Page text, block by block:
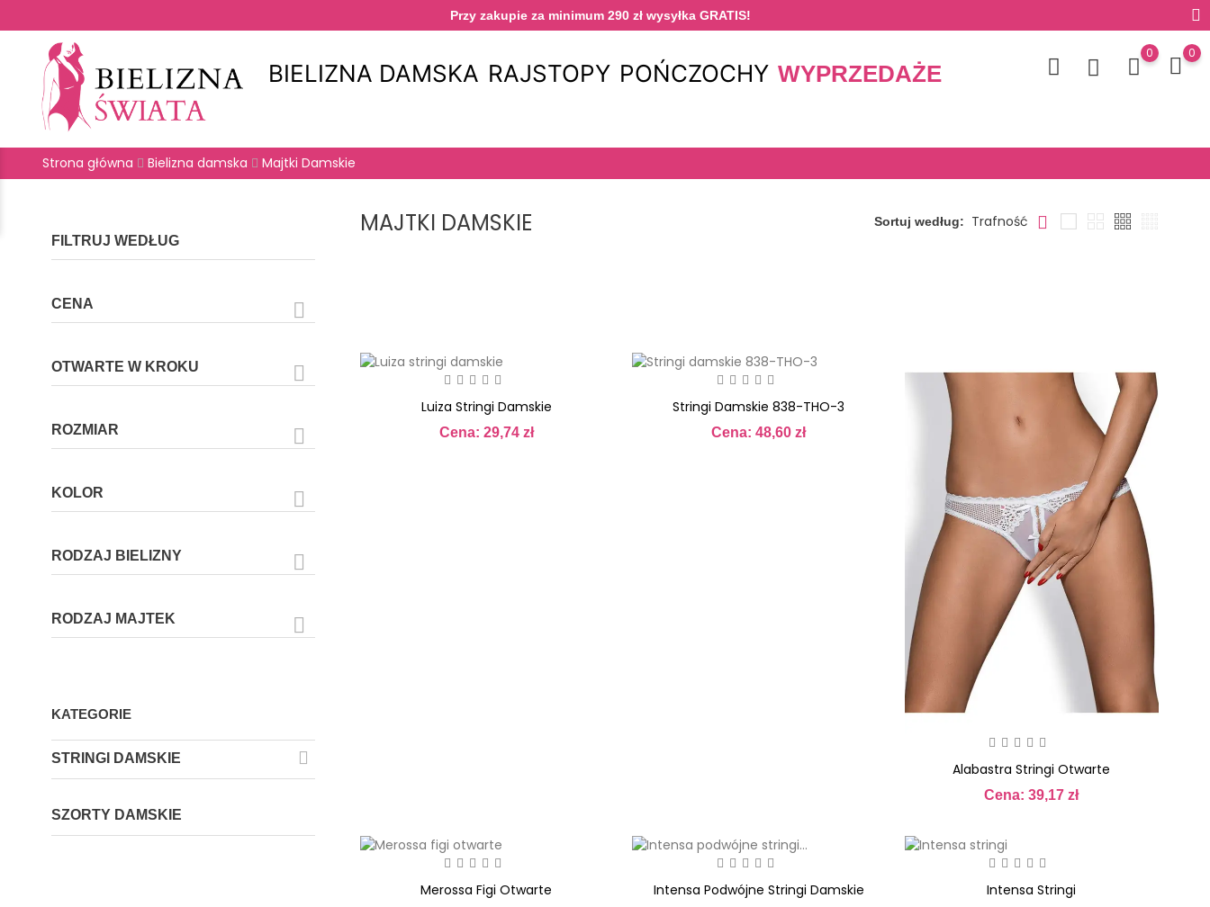
Przy zakupie za minimum 290 zł wysyłka GRATIS!
0 0
BIELIZNA DAMSKA RAJSTOPY POŃCZOCHY WYPRZEDAŻE
Strona główna Bielizna damska Majtki Damskie
FILTRUJ WEDŁUG
CENA 
OTWARTE W KROKU 
ROZMIAR 
KOLOR 
RODZAJ BIELIZNY 
RODZAJ MAJTEK 
KATEGORIE
STRINGI DAMSKIE 
SZORTY DAMSKIE
MAJTKI DAMSKIE Sortuj według: Trafność
Luiza Stringi Damskie
Cena: 29,74 zł
Stringi Damskie 838-THO-3
Cena: 48,60 zł
Alabastra Stringi Otwarte
Cena: 39,17 zł
Merossa Figi Otwarte Intensa Podwójne Stringi Damskie Intensa Stringi